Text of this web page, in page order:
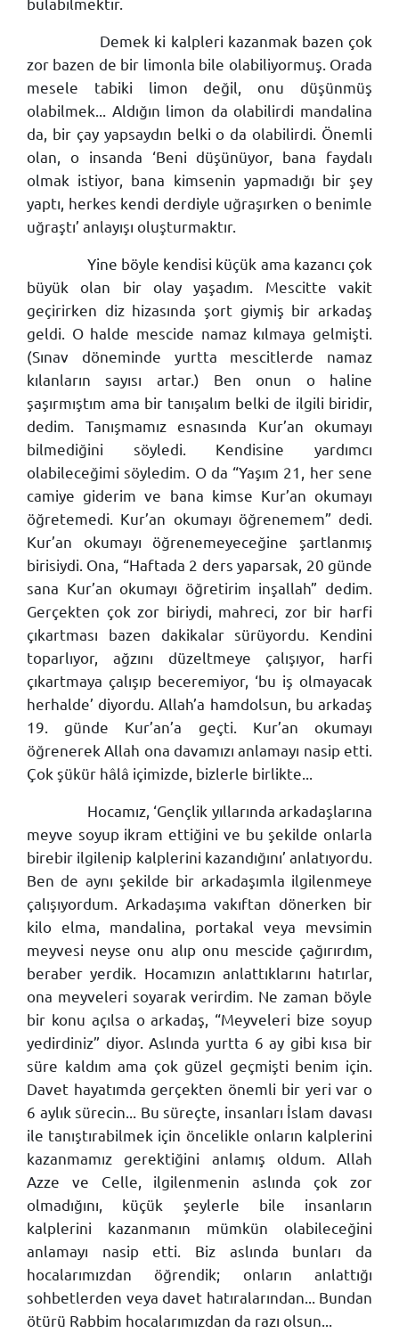
Demek ki kalpleri kazanmak bazen çok
zor bazen de bir limonla bile olabiliyormuş. Orada
mesele tabiki limon değil, onu düşünmüş
olabilmek... Aldığın limon da olabilirdi mandalina
da, bir çay yapsaydın belki o da olabilirdi. Önemli
olan, o insanda ‘Beni düşünüyor, bana faydalı
olmak istiyor, bana kimsenin yapmadığı bir şey
yaptı, herkes kendi derdiyle uğraşırken o benimle
uğraştı’ anlayışı oluşturmaktır.
Yine böyle kendisi küçük ama kazancı çok
büyük olan bir olay yaşadım. Mescitte vakit
geçirirken diz hizasında şort giymiş bir arkadaş
geldi. O halde mescide namaz kılmaya gelmişti.
(Sınav döneminde yurtta mescitlerde namaz
kılanların sayısı artar.) Ben onun o haline
şaşırmıştım ama bir tanışalım belki de ilgili biridir,
dedim. Tanışmamız esnasında Kur’an okumayı
bilmediğini söyledi. Kendisine yardımcı
olabileceğimi söyledim. O da “Yaşım 21, her sene
camiye giderim ve bana kimse Kur’an okumayı
öğretemedi. Kur’an okumayı öğrenemem” dedi.
Kur’an okumayı öğrenemeyeceğine şartlanmış
birisiydi. Ona, “Haftada 2 ders yaparsak, 20 günde
sana Kur’an okumayı öğretirim inşallah” dedim.
Gerçekten çok zor biriydi, mahreci, zor bir harfi
çıkartması bazen dakikalar sürüyordu. Kendini
toparlıyor, ağzını düzeltmeye çalışıyor, harfi
çıkartmaya çalışıp beceremiyor, ‘bu iş olmayacak
herhalde’ diyordu. Allah’a hamdolsun, bu arkadaş
19. günde Kur’an’a geçti. Kur’an okumayı
öğrenerek Allah ona davamızı anlamayı nasip etti.
Çok şükür hâlâ içimizde, bizlerle birlikte...
Hocamız, ‘Gençlik yıllarında arkadaşlarına
meyve soyup ikram ettiğini ve bu şekilde onlarla
birebir ilgilenip kalplerini kazandığını’ anlatıyordu.
Ben de aynı şekilde bir arkadaşımla ilgilenmeye
çalışıyordum. Arkadaşıma vakıftan dönerken bir
kilo elma, mandalina, portakal veya mevsimin
meyvesi neyse onu alıp onu mescide çağırırdım,
beraber yerdik. Hocamızın anlattıklarını hatırlar,
ona meyveleri soyarak verirdim. Ne zaman böyle
bir konu açılsa o arkadaş, “Meyveleri bize soyup
yedirdiniz” diyor. Aslında yurtta 6 ay gibi kısa bir
süre kaldım ama çok güzel geçmişti benim için.
Davet hayatımda gerçekten önemli bir yeri var o
6 aylık sürecin... Bu süreçte, insanları İslam davası
ile tanıştırabilmek için öncelikle onların kalplerini
kazanmamız gerektiğini anlamış oldum. Allah
Azze ve Celle, ilgilenmenin aslında çok zor
olmadığını, küçük şeylerle bile insanların
kalplerini kazanmanın mümkün olabileceğini
anlamayı nasip etti. Biz aslında bunları da
hocalarımızdan öğrendik; onların anlattığı
sohbetlerden veya davet hatıralarından... Bundan
ötürü Rabbim hocalarımızdan da razı olsun...